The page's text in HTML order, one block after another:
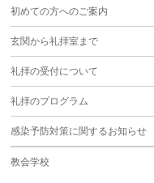
初めての方へのご案内
玄関から礼拝室まで
礼拝の受付について
礼拝のプログラム
感染予防対策に関するお知らせ
教会学校